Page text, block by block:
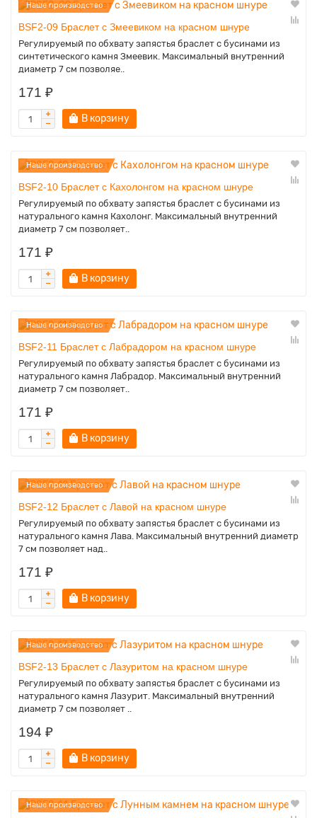
Наше производство
BSF2-09 Браслет с Змеевиком на красном шнуре
Регулируемый по обхвату запястья браслет с бусинами из
синтетического камня Змеевик. Максимальный внутренний
диаметр 7 см позволяе..
171 ₽
В корзину
Наше производство
BSF2-10 Браслет с Кахолонгом на красном шнуре
Регулируемый по обхвату запястья браслет с бусинами из
натурального камня Кахолонг. Максимальный внутренний
диаметр 7 см позволяет..
171 ₽
В корзину
Наше производство
BSF2-11 Браслет с Лабрадором на красном шнуре
Регулируемый по обхвату запястья браслет с бусинами из
натурального камня Лабрадор. Максимальный внутренний
диаметр 7 см позволяет..
171 ₽
В корзину
Наше производство
BSF2-12 Браслет с Лавой на красном шнуре
Регулируемый по обхвату запястья браслет с бусинами из
натурального камня Лава. Максимальный внутренний диаметр
7 см позволяет над..
171 ₽
В корзину
Наше производство
BSF2-13 Браслет с Лазуритом на красном шнуре
Регулируемый по обхвату запястья браслет с бусинами из
натурального камня Лазурит. Максимальный внутренний
диаметр 7 см позволяет ..
194 ₽
В корзину
Наше производство